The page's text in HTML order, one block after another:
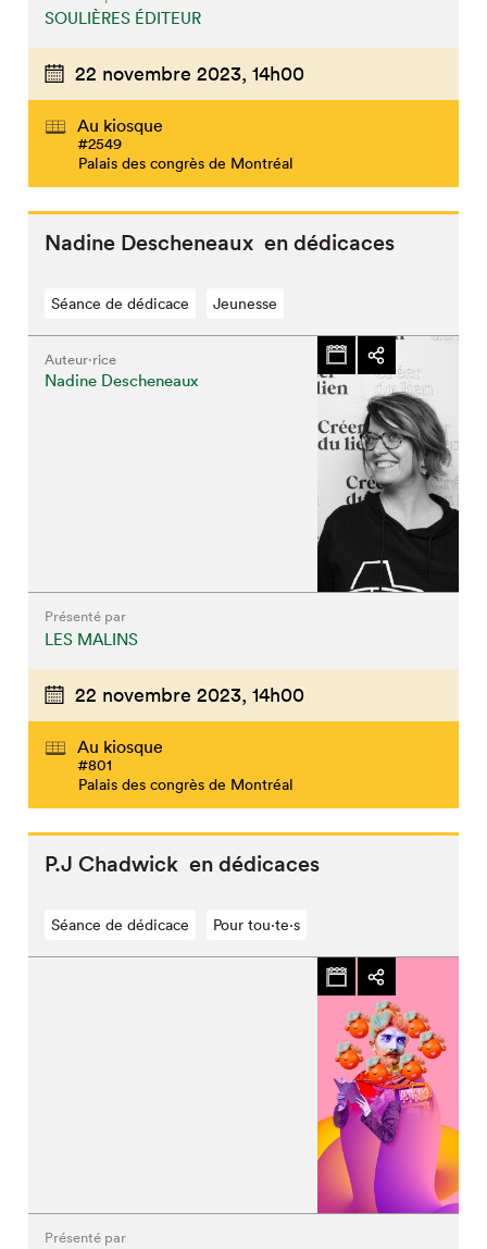
SOULIÈRES ÉDITEUR
22 novembre 2023, 14h00
Au kiosque
#2549
Palais des congrès de Montréal
Nadine Descheneaux en dédicaces
Séance de dédicace Jeunesse
Auteur·rice
Nadine Descheneaux
Présenté par
LES MALINS
22 novembre 2023, 14h00
Au kiosque
#801
Palais des congrès de Montréal
P.J Chadwick en dédicaces
Séance de dédicace Pour tou⋅te⋅s
Présenté par